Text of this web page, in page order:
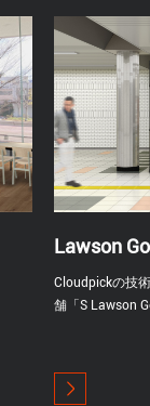
Lawson Go
Cloudpickの技
舗「S Lawson